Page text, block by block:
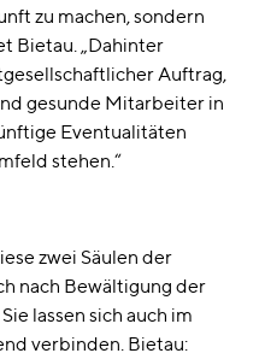
zu machen, sondern
Bietau. „Dahinter
Auftrag,
gesunde Mitarbeiter in
Eventualitäten
stehen.“
zwei Säulen der
nach Bewältigung der
lassen sich auch im
verbinden. Bietau: